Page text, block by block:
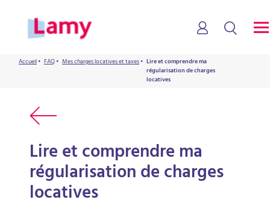
Accueil• FAQ• Mes charges locatives et taxes• Lire et comprendre ma
régularisation de charges
locatives
Lire et comprendre ma
régularisation de charges
locatives